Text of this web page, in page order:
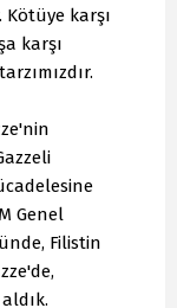
karşı
karşı
Genel
Filistin